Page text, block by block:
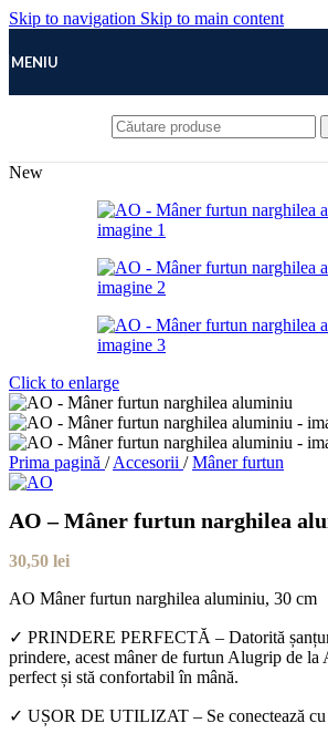
Skip to navigation Skip to main content
MENIU
New
Click to enlarge
Prima pagină / Accesorii / Mâner furtun
AO – Mâner furtun narghilea
30,50 lei
AO Mâner furtun narghilea aluminiu, 30 cm
✓ PRINDERE PERFECTĂ – Datorită
prindere, acest mâner de furtun Alugrip de la
perfect și stă confortabil în mână.
✓ UȘOR DE UTILIZAT – Se conectează